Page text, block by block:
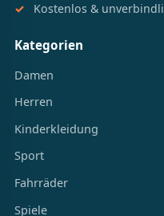
Geprüfte Partner-Shops
Kategorien
Damen
Herren
Kinderkleidung
Sport
Fahrräder